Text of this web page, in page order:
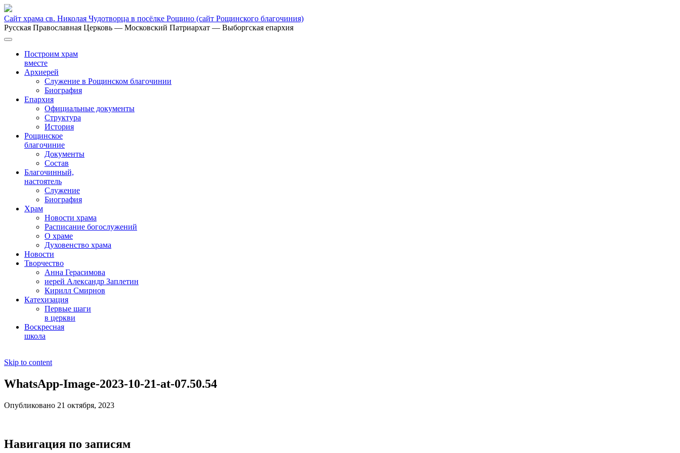
Сайт храма св. Николая Чудотворца в посёлке Рощино (сайт Рощинского благочиния)
Русская Православная Церковь — Московский Патриархат — Выборгская епархия
Построим храм
вместе
Архиерей
Служение в Рощинском благочинии
Биография
Епархия
Официальные документы
Структура
История
Рощинское
благочиние
Документы
Состав
Благочинный,
настоятель
Служение
Биография
Храм
Новости храма
Расписание богослужений
О храме
Духовенство храма
Новости
Творчество
Анна Герасимова
иерей Александр Заплетин
Кирилл Смирнов
Катехизация
Первые шаги
в церкви
Воскресная
школа
Skip to content
WhatsApp-Image-2023-10-21-at-07.50.54
Опубликовано 21 октября, 2023
Навигация по записям